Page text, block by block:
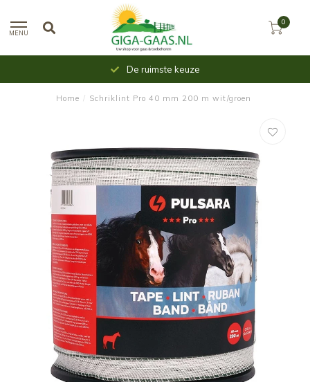
MENU
0
De ruimste keuze
Home / Schriklint Pro 40 mm 200 m wit/groen